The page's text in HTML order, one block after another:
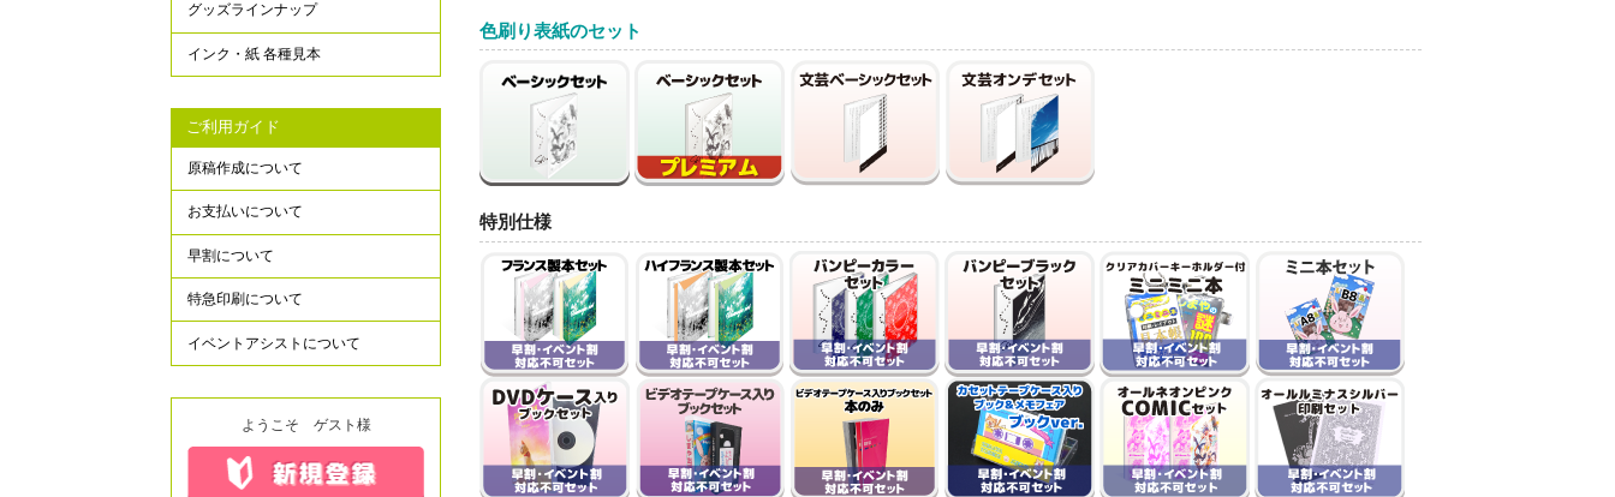
色刷り表紙のセット
特別仕様
グッズラインナップ
インク・紙 各種見本
ご利用ガイド
原稿作成について
お支払いについて
早割について
特急印刷について
イベントアシストについて
ようこそ ゲスト様